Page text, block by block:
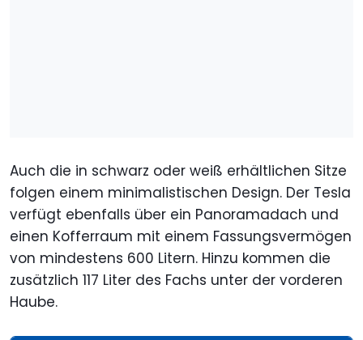
Auch die in schwarz oder weiß erhältlichen Sitze
folgen einem minimalistischen Design. Der Tesla
verfügt ebenfalls über ein Panoramadach und
einen Kofferraum mit einem Fassungsvermögen
von mindestens 600 Litern. Hinzu kommen die
zusätzlich 117 Liter des Fachs unter der vorderen
Haube.